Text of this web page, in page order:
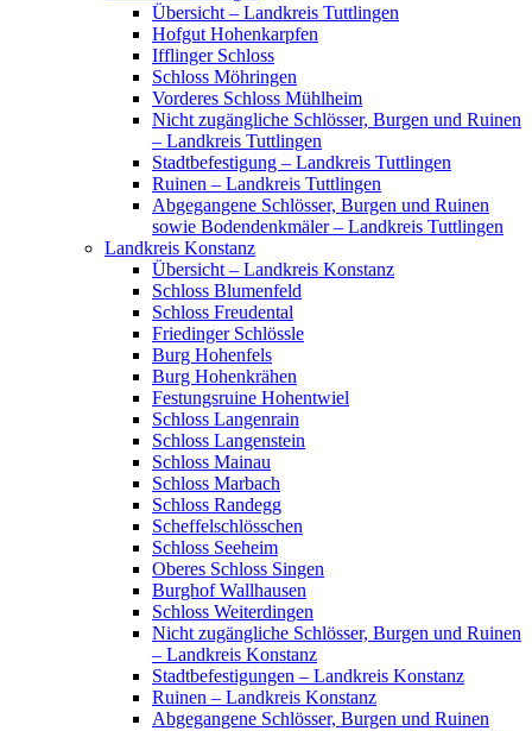
Übersicht – Landkreis Tuttlingen
Hofgut Hohenkarpfen
Ifflinger Schloss
Schloss Möhringen
Vorderes Schloss Mühlheim
Nicht zugängliche Schlösser, Burgen und Ruinen
– Landkreis Tuttlingen
Stadtbefestigung – Landkreis Tuttlingen
Ruinen – Landkreis Tuttlingen
Abgegangene Schlösser, Burgen und Ruinen
sowie Bodendenkmäler – Landkreis Tuttlingen
Landkreis Konstanz
Übersicht – Landkreis Konstanz
Schloss Blumenfeld
Schloss Freudental
Friedinger Schlössle
Burg Hohenfels
Burg Hohenkrähen
Festungsruine Hohentwiel
Schloss Langenrain
Schloss Langenstein
Schloss Mainau
Schloss Marbach
Schloss Randegg
Scheffelschlösschen
Schloss Seeheim
Oberes Schloss Singen
Burghof Wallhausen
Schloss Weiterdingen
Nicht zugängliche Schlösser, Burgen und Ruinen
– Landkreis Konstanz
Stadtbefestigungen – Landkreis Konstanz
Ruinen – Landkreis Konstanz
Abgegangene Schlösser, Burgen und Ruinen